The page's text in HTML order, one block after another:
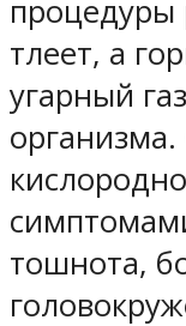
процедуры
тлеет, а
угарный
тошнота,